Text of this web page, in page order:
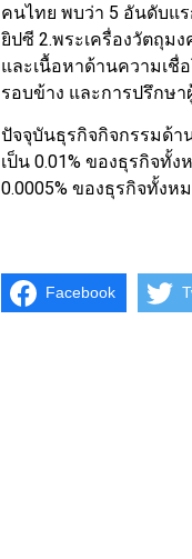
คนไทย พบว่า 5 อันดับแ
ยิปซี 2.พระเครื่องวัตถุม
และเนื้อหาด้านความเชื่
รอบข้าง และการปรึกษ
ปัจจุบันธุรกิจกิจกรรมด้า
เป็น 0.01% ของธุรกิจทั้
0.0005% ของธุรกิจทั้ง
Facebook